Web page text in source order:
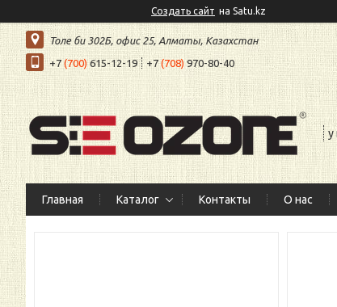
Создать сайт на Satu.kz
Толе би 302Б, офис 25, Алматы, Казахстан
+7 (700)615-12-19 +7(708) 970-80-40
у
Главная Каталог Контакты О нас